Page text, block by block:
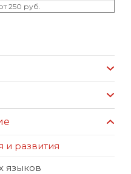
250 руб.
и развития
языков